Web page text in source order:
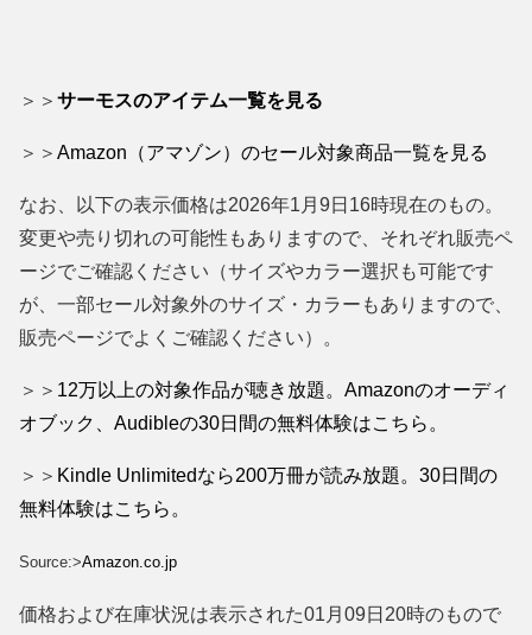
＞＞ サーモスのアイテム一覧を見る
＞＞ Amazon（アマゾン）のセール対象商品一覧を見る
なお、以下の表示価格は2026年1月9日16時現在のもの。
変更や売り切れの可能性もありますので、それぞれ販売ペ
ージでご確認ください（サイズやカラー選択も可能です
が、一部セール対象外のサイズ・カラーもありますので、
販売ページでよくご確認ください）。
＞＞ 12万以上の対象作品が聴き放題。Amazonのオーディ
オブック、Audibleの30日間の無料体験はこちら。
＞＞ Kindle Unlimitedなら200万冊が読み放題。30日間の
無料体験はこちら。
Source:>Amazon.co.jp
価格および在庫状況は表示された01月09日20時のもので